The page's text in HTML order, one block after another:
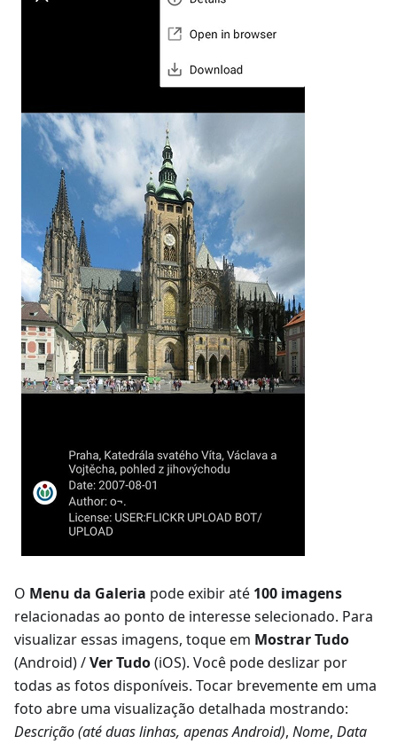
O Menu da Galeria pode exibir até 100 imagens
relacionadas ao ponto de interesse selecionado. Para
visualizar essas imagens, toque em Mostrar Tudo
(Android) /Ver Tudo(iOS). Você pode deslizar por
todas as fotos disponíveis. Tocar brevemente em uma
foto abre uma visualização detalhada mostrando:
Descrição (até duas linhas, apenas Android), Nome, Data